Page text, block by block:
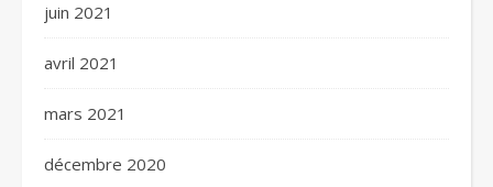
juin 2021
avril 2021
mars 2021
décembre 2020